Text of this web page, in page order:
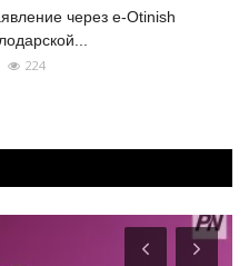
через e-Otinish
224